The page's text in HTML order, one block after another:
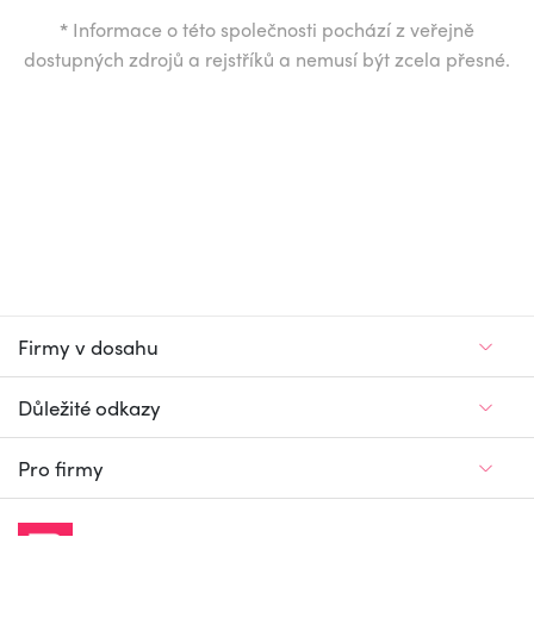
* Informace o této společnosti pochází z veřejně
dostupných zdrojů a rejstříků a nemusí být zcela přesné.
Firmy v dosahu
Důležité odkazy
Pro firmy